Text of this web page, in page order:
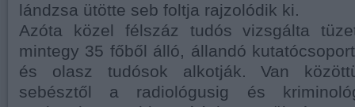
lándzsa ütötte seb foltja rajzolódik ki.
Azóta közel félszáz tudós vizsgálta
mintegy 35 főből álló, állandó
és olasz tudósok alkotják. Van
sebésztől a radiológusig és